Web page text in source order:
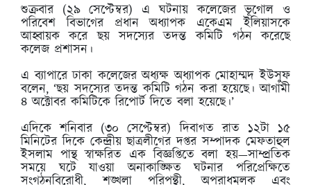
শুক্রবার (২৯ সেপ্টেম্বর) এ ঘটনায় কলেজের ভূগোল ও
পরিবেশ বিভাগের প্রধান অধ্যাপক একেএম ইলিয়াসকে
আহ্বায়ক করে ছয় সদস্যের তদন্ত কমিটি গঠন করেছে
কলেজ প্রশাসন।
এ ব্যাপারে ঢাকা কলেজের অধ্যক্ষ অধ্যাপক মোহাম্মদ ইউসুফ
বলেন, ‘ছয় সদস্যের তদন্ত কমিটি গঠন করা হয়েছে। আগামী
৪ অক্টোবর কমিটিকে রিপোর্ট দিতে বলা হয়েছে।’
এদিকে শনিবার (৩০ সেপ্টেম্বর) দিবাগত রাত ১২টা ১৫
মিনিটের দিকে কেন্দ্রীয় ছাত্রলীগের দপ্তর সম্পাদক মেফতাহুল
ইসলাম পান্থ স্বাক্ষরিত এক বিজ্ঞপ্তিতে বলা হয়—সাম্প্রতিক
সময়ে ঘটে যাওয়া অনাকাঙ্ক্ষিত ঘটনার পরিপ্রেক্ষিতে
সংগঠনবিরোধী, শৃঙ্খলা পরিপন্থী, অপরাধমূলক এবং